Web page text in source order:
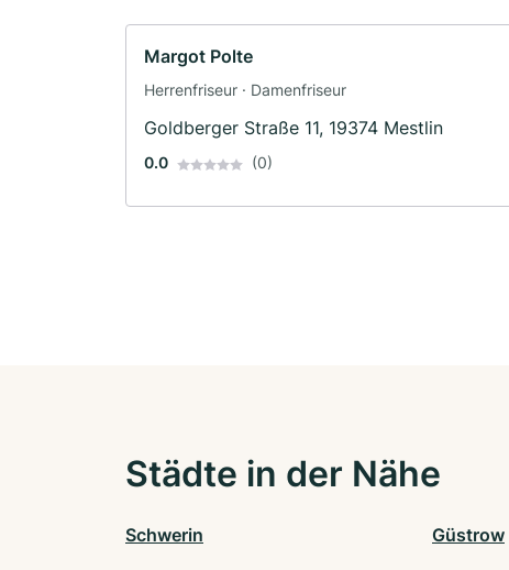
Margot Polte
Herrenfriseur · Damenfriseur
Goldberger Straße 11, 19374 Mestlin
0.0 (0)
Städte in der Nähe
Schwerin Güstrow